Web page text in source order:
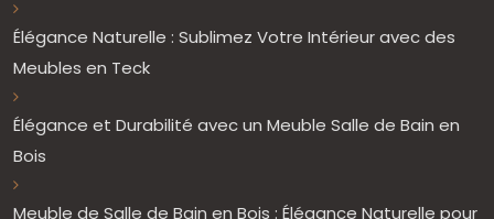
Élégance Naturelle : Sublimez Votre Intérieur avec des
Meubles en Teck
Élégance et Durabilité avec un Meuble Salle de Bain en
Bois
Meuble de Salle de Bain en Bois : Élégance Naturelle pour